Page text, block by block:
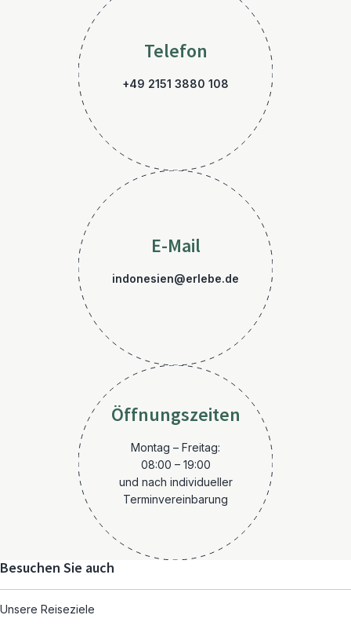
Telefon
+49 2151 3880 108
E-Mail
indonesien@erlebe.de
Öffnungszeiten
Montag – Freitag:
08:00 – 19:00
und nach individueller
Terminvereinbarung
Besuchen Sie auch
Unsere Reiseziele